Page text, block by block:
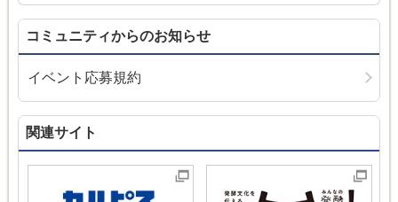
コミュニティからのお知らせ
イベント応募規約
関連サイト